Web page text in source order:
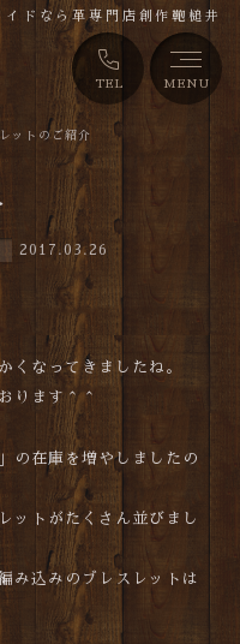
TEL MENU
ドなら革専門店創作鞄槌井
ットのご紹介
2017.03.26
くなってきましたね。
ります＾＾
の在庫を増やしましたの
ットがたくさん並びまし
み込みのブレスレットは